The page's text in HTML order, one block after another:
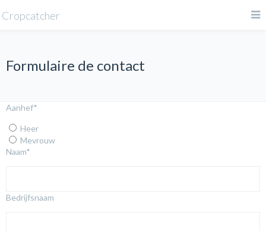
Formulaire de contact
Aanhef*
Heer
Mevrouw
Naam*
Bedrijfsnaam
Cropcatcher